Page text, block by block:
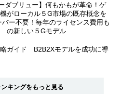
ダブリュー】何もかもが革命！ゲ
がローカル５G市場の既存概念を
ー不要！毎年のライセンス費用も
の新しい５Gモデル
ガイド B2B2Xモデルを成功に導
キングをもっと見る